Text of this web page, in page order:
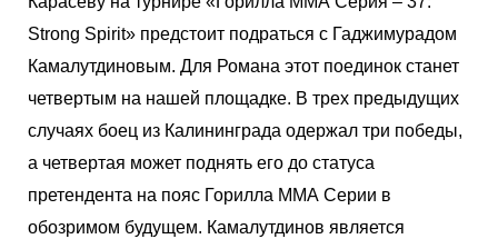
Strong Spirit» предстоит подраться с Гаджимурадом
Камалутдиновым. Для Романа этот поединок станет
четвертым на нашей площадке. В трех предыдущих
случаях боец из Калининграда одержал три победы,
а четвертая может поднять его до статуса
претендента на пояс Горилла ММА Серии в
обозримом будущем. Камалутдинов является